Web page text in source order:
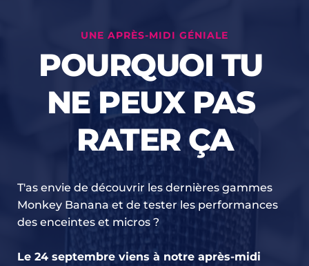
UNE APRÈS-MIDI GÉNIALE
POURQUOI TU
NE PEUX PAS
RATER ÇA
T'as envie de découvrir les dernières gammes
Monkey Banana et de tester les performances
des enceintes et micros ?
Le 24 septembre viens à notre après-midi